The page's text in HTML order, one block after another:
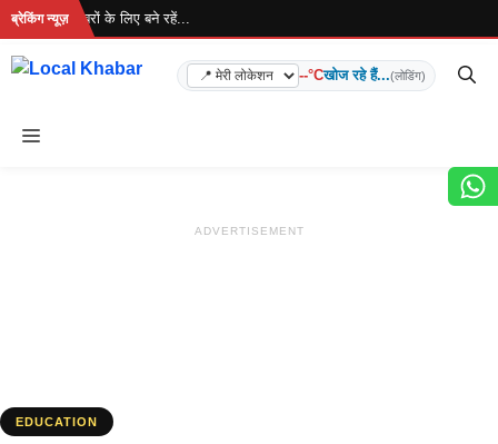
Skip
content
ब्रेकिंग न्यूज़
है... ताज़ा खबरों के लिए बने रहें...
--°Cखोज रहे हैं...(लोडिंग)
Menu
ADVERTISEMENT
EDUCATION